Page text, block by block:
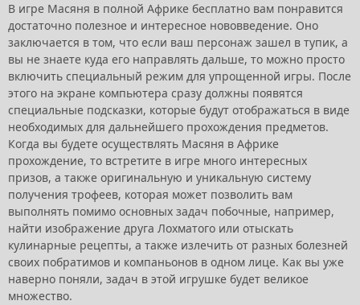
В игре Масяня в полной Африке бесплатно вам понравится
достаточно полезное и интересное нововведение. Оно
заключается в том, что если ваш персонаж зашел в тупик, а
вы не знаете куда его направлять дальше, то можно просто
включить специальный режим для упрощенной игры. После
этого на экране компьютера сразу должны появятся
специальные подсказки, которые будут отображаться в виде
необходимых для дальнейшего прохождения предметов.
Когда вы будете осуществлять Масяня в Африке
прохождение, то встретите в игре много интересных
призов, а также оригинальную и уникальную систему
получения трофеев, которая может позволить вам
выполнять помимо основных задач побочные, например,
найти изображение друга Лохматого или отыскать
кулинарные рецепты, а также излечить от разных болезней
своих побратимов и компаньонов в одном лице. Как вы уже
наверно поняли, задач в этой игрушке будет великое
множество.